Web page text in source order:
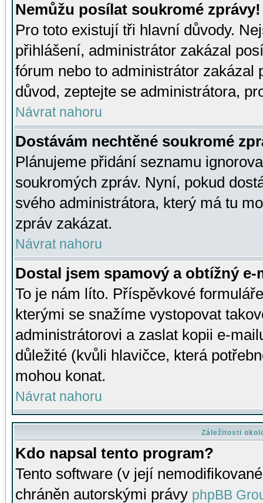
Nemůžu posílat soukromé zprávy!
Pro toto existují tři hlavní důvody.
přihlášení, administrátor zakázal
fórum nebo to administrátor zakázal
důvod, zeptejte se administrátora,
Návrat nahoru
Dostávám nechtěné soukromé
Plánujeme přidání seznamu
soukromých zpráv. Nyní, pokud
svého administrátora, který má tu
zpráv zakázat.
Návrat nahoru
Dostal jsem spamový a obtížný
To je nám líto. Příspěvkové
kterými se snažíme vystopovat
administrátorovi a zaslat kopii e-
důležité (kvůli hlavičce, která
mohou konat.
Návrat nahoru
Záležitosti
Kdo napsal tento program?
Tento software (v její
chráněn autorskými právy phpBB